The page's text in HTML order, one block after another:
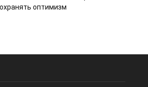
оптимизм